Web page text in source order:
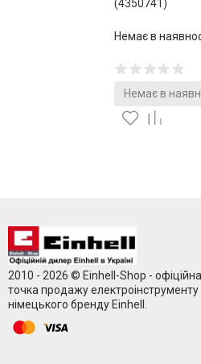
(4350741)
Немає в
Немає в
2010 - 2026 © Einhell-Shop - офіційна
точка продажу електроінструменту
німецького бренду Einhell.